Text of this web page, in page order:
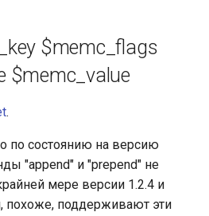
$memc_flags
$memc_value
.
по состоянию на версию
"append" и "prepend" не
мере версии 1.2.4 и
похоже, поддерживают эти